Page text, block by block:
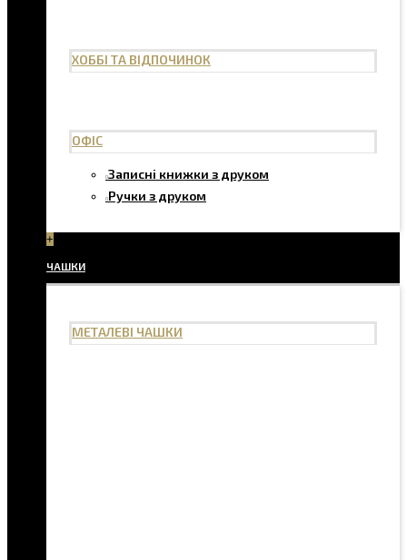
ХОББІ ТА ВІДПОЧИНОК
ОФІС
Записні книжки з друком
Ручки з друком
+
ЧАШКИ
МЕТАЛЕВІ ЧАШКИ